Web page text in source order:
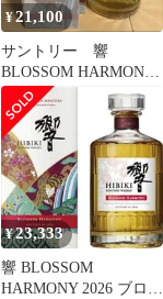
¥21,100
サントリー 響
BLOSSOM HARMONY
2026 ブロッサム ハーモ
ニー
¥23,333
響 BLOSSOM
HARMONY 2026 ブロッ